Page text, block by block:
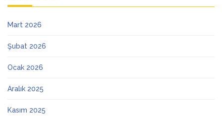
Mart 2026
Şubat 2026
Ocak 2026
Aralık 2025
Kasım 2025